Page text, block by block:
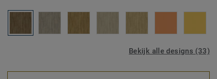
Bekijk alle designs (33)